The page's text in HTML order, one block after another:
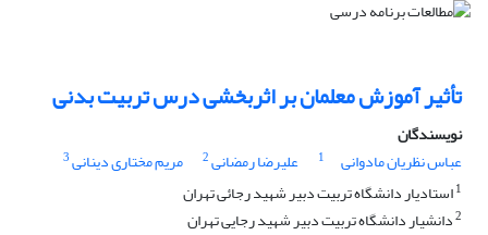
تأثیر آموزش معلمان بر اثربخشی درس تربیت بدنی
نویسندگان
عباس نظریان مادوانی
1 علیرضا رمضانی2 مریم مختاری دینانی3
1استادیار دانشگاه تربیت دبیر شهید رجائی تهران
2دانشیار دانشگاه تربیت دبیر شهید رجایی تهران